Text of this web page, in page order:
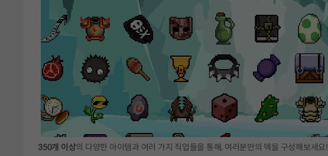
350개 이상의 다양한 아이템과 여러 가지 직업들을 통해, 여러분만의 덱을 구성해보세요!